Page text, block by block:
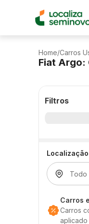
Home/Carros
Fiat Argo:
Filtros
Localização
Carros
Carros